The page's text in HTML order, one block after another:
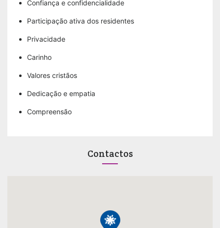
Confiança e confidencialidade
Participação ativa dos residentes
Privacidade
Carinho
Valores cristãos
Dedicação e empatia
Compreensão
Contactos